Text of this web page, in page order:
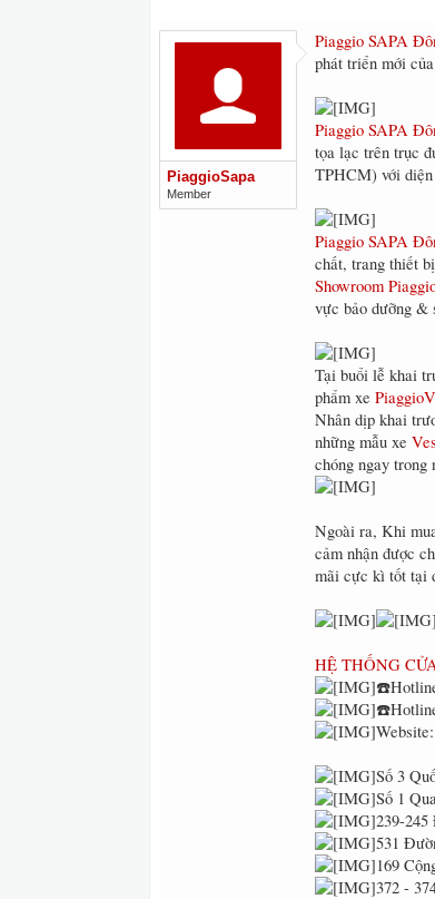
PiaggioSapa
Member
Piaggio SAPA
phát triển mới
Piaggio SAPA
tọa lạc trên trục
TPHCM) với
Piaggio SAPA
chất, trang thiết
Showroom
vực bảo dưỡng &
Tại buổi lễ khai
phẩm xe
Nhân dịp khai
những mẫu xe
chóng ngay trong
Ngoài ra, Khi
cảm nhận được
mãi cực kì tốt tại
HỆ THỐNG
Website:
Số 3
Số 1
239-
531
169
372 -